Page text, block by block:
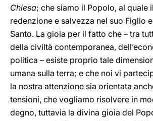
Chiesa; che siamo il Popolo, al quale
redenzione e salvezza nel suo Figlio
Santo. La gioia per il fatto che – tra
della civiltà contemporanea,
politica – esiste proprio tale
umana sulla terra; e che noi vi
la nostra attenzione sia orientata
tensioni, che vogliamo risolvere in
degno, tuttavia la divina gioia del